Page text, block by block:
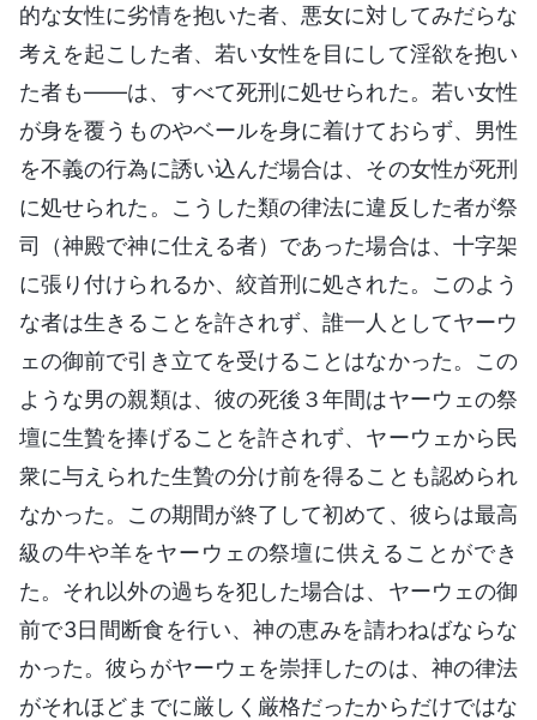
的な女性に劣情を抱いた者、悪女に対してみだらな
考えを起こした者、若い女性を目にして淫欲を抱い
た者も——は、すべて死刑に処せられた。若い女性
が身を覆うものやベールを身に着けておらず、男性
を不義の行為に誘い込んだ場合は、その女性が死刑
に処せられた。こうした類の律法に違反した者が祭
司（神殿で神に仕える者）であった場合は、十字架
に張り付けられるか、絞首刑に処された。このよう
な者は生きることを許されず、誰一人としてヤーウ
ェの御前で引き立てを受けることはなかった。この
ような男の親類は、彼の死後３年間はヤーウェの祭
壇に生贄を捧げることを許されず、ヤーウェから民
衆に与えられた生贄の分け前を得ることも認められ
なかった。この期間が終了して初めて、彼らは最高
級の牛や羊をヤーウェの祭壇に供えることができ
た。それ以外の過ちを犯した場合は、ヤーウェの御
前で3日間断食を行い、神の恵みを請わねばならな
かった。彼らがヤーウェを崇拝したのは、神の律法
がそれほどまでに厳しく厳格だったからだけではな